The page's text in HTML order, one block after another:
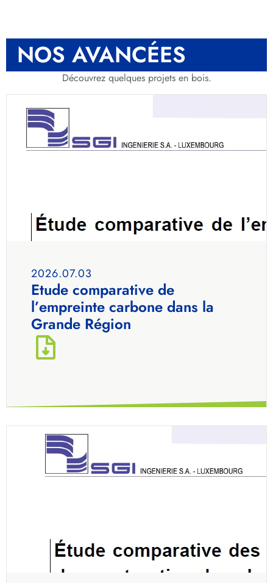
NOS AVANCÉES
Découvrez quelques projets en bois.
2026.07.03
Etude comparative de
l’empreinte carbone dans la
Grande Région